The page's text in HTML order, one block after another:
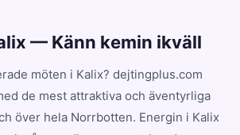
— Känn kemin ikväll
möten i Kalix? dejtingplus.com
de mest attraktiva och äventyrliga
över hela Norrbotten. Energin i Kalix